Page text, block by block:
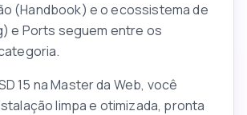
(Handbook) e o ecossistema de
e Ports seguem entre os
15 na Master da Web, você
limpa e otimizada, pronta